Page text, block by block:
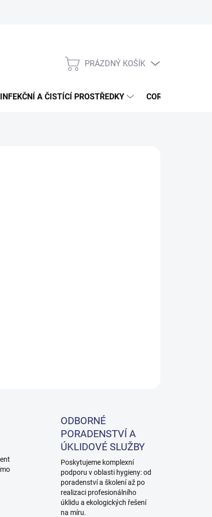
NÁKUPNÍ
PRÁZDNÝ KOŠÍK
A ČISTÍCÍ PROSTŘEDKY CORMEN -
ODBORNÉ
PORADENSTVÍ A
ÚKLIDOVÉ SLUŽBY
Poskytujeme komplexní
podporu v oblasti hygieny: od
poradenství a školení až po
realizaci profesionálního
úklidu a ekologických řešení
na míru.